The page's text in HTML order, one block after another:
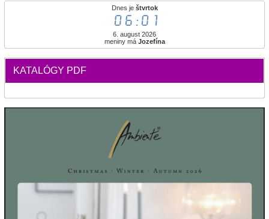
Dnes je štvrtok
06:01
6. august 2026
meniny má Jozefína
KATALÓGY PDF